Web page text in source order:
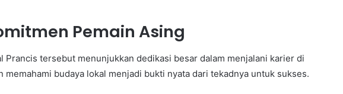
Pemain Asing
Prancis tersebut menunjukkan dedikasi besar dalam menjalani karier di
memahami budaya lokal menjadi bukti nyata dari tekadnya untuk sukses.